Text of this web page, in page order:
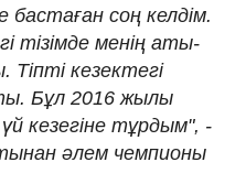
соң келдім.
тізімде менің аты-
кезектегі
Бұл 2016 жылы
кезегіне тұрдым", -
әлем чемпионы